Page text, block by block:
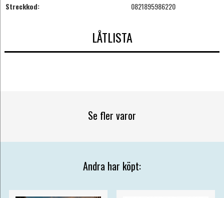
Streckkod:
0821895986220
LÅTLISTA
Se fler varor
Andra har köpt: